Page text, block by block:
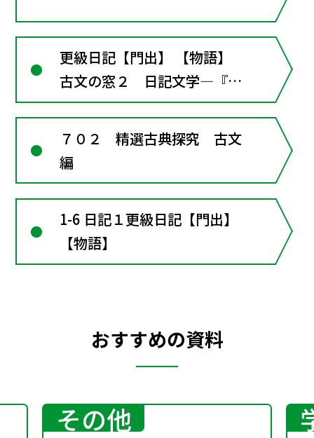
更級日記【門出】 【物語】
古文の窓２ 日記文学―『蜻
蛉日記』と『更級日記』
７０２ 精選古典探究 古文
編
1-6 日記１更級日記【門出】
【物語】
おすすめの資料
その他